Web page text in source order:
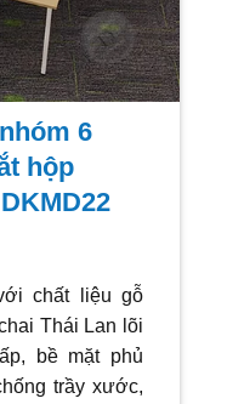
6
hộp
vớichất liệu gỗ
Thái Lan lõi
bề mặt phủ
trầy xước,